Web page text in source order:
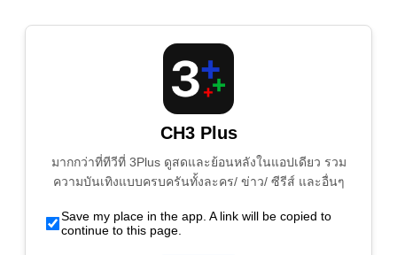
CH3 Plus
มากกว่าที่ทีวีที่ 3Plus ดูสดและย้อนหลังในแอปเดียว รวม
ความบันเทิงแบบครบครันทั้งละคร/ ข่าว/ ซีรีส์ และอื่นๆ
Save my place in the app. A link will be copied to
continue to this page.